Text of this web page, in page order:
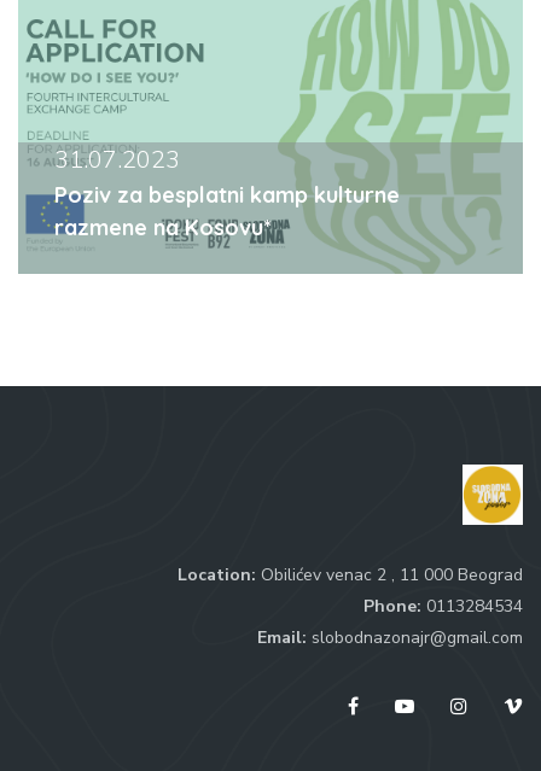
31.07.2023
Poziv za besplatni kamp kulturne
razmene na Kosovu*
Location: Obilićev venac 2 , 11 000 Beograd
Phone: 0113284534
Email: slobodnazonajr@gmail.com